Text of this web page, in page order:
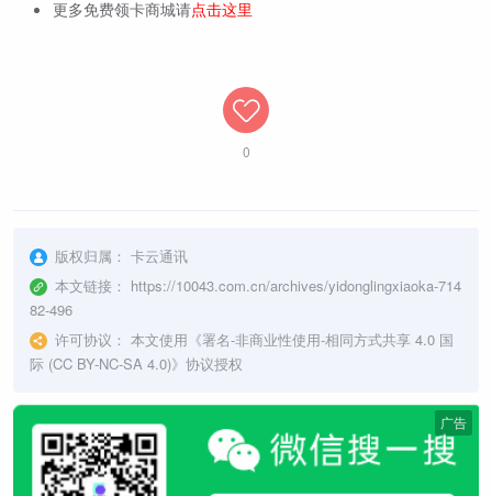
更多免费领卡商城请点击这里
0
版权归属： 卡云通讯
本文链接： https://10043.com.cn/archives/yidonglingxiaoka-714
82-496
许可协议： 本文使用《署名-非商业性使用-相同方式共享 4.0 国
际 (CC BY-NC-SA 4.0)》协议授权
广告